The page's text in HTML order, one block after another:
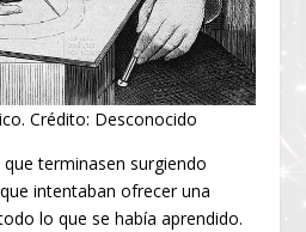
Crédito: Desconocido
terminasen surgiendo
intentaban ofrecer una
lo que se había aprendido.